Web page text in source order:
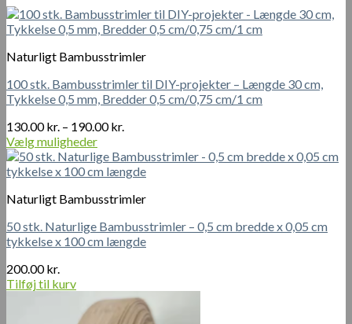
5
mm
brede
og
300
mm
antal
Naturligt Bambusstrimler
100 stk. Bambusstrimler til DIY-projekter – Længde 30 cm,
Tykkelse 0,5 mm, Bredder 0,5 cm/0,75 cm/1 cm
130.00kr. – 190.00kr.
til
190.00 kr.
Vælg muligheder
Dette
vare
flere
Mulighederne
kan
på
varesiden
Naturligt Bambusstrimler
50 stk. Naturlige Bambusstrimler – 0,5 cm bredde x 0,05 cm
tykkelse x 100 cm længde
200.00kr.
Tilføj til kurv